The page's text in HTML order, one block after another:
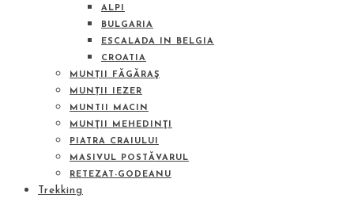
ALPI
BULGARIA
ESCALADA IN BELGIA
CROATIA
MUNȚII FĂGĂRAŞ
MUNȚII IEZER
MUNTII MACIN
MUNŢII MEHEDINŢI
PIATRA CRAIULUI
MASIVUL POSTĂVARUL
RETEZAT-GODEANU
Trekking